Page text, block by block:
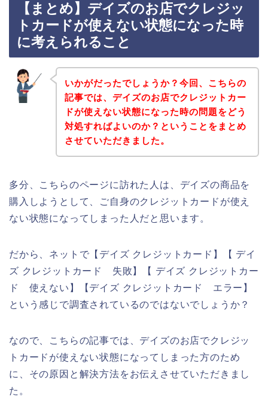
【まとめ】デイズのお店でクレジッ
トカードが使えない状態になった時
に考えられること
いかがだったでしょうか？今回、こちらの
記事では、デイズのお店でクレジットカー
ドが使えない状態になった時の問題をどう
対処すればよいのか？ということをまとめ
させていただきました。
多分、こちらのページに訪れた人は、デイズの商品を
購入しようとして、ご自身のクレジットカードが使え
ない状態になってしまった人だと思います。
だから、ネットで【デイズ クレジットカード】【 デイ
ズ クレジットカード 失敗】【 デイズ クレジットカー
ド 使えない】【デイズ クレジットカード エラー】
という感じで調査されているのではないでしょうか？
なので、こちらの記事では、デイズのお店でクレジッ
トカードが使えない状態になってしまった方のため
に、その原因と解決方法をお伝えさせていただきまし
た。